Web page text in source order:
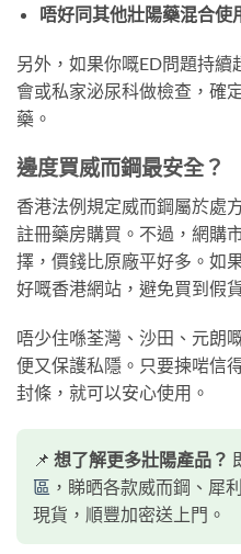
唔好同其他壯陽藥混合使
另外，如果你嘅ED問題持
會或私家泌尿科做檢查，確
藥。
邊度買威而鋼最安全？
香港法例規定威而鋼屬於處
註冊藥房購買。不過，網購
擇，價錢比原廠平好多。如
好嘅香港網站，避免買到假
唔少住喺荃灣、沙田、元朗
便又保護私隱。只要揀啱信
封條，就可以安心使用。
📌 想了解更多壯陽產品？
區 ，睇晒各款威而鋼、犀
現貨，順豐加密送上門。